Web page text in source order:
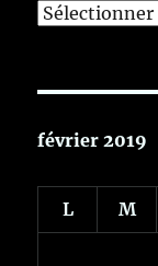
Catégories
février 2019
L M